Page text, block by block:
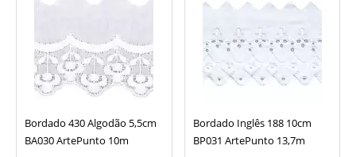
Bordado 430 Algodão 5,5cm
BA030 ArtePunto 10m
Bordado Inglês 188 10cm
BP031 ArtePunto 13,7m